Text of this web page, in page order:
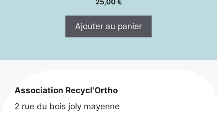
25,00€
Ajouter au panier
Association Recycl'Ortho
2 rue du bois joly mayenne